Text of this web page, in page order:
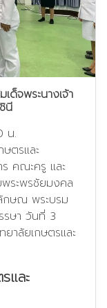
ด็จพระนางเจ้า
นี
น.
ตรและ
คณะครู และ
ระพรชัยมงคล
กษณ พระบรม
รษา วันที่ 3
าลัยเกษตรและ
และ